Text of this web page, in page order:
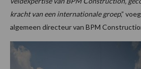
kracht van een internationale groep,”
algemeen directeur van BPM